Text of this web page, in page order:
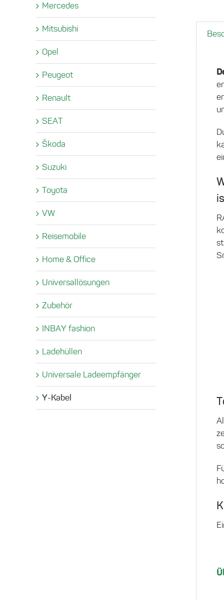
Mercedes
Mitsubishi
Opel
Peugeot
Renault
SEAT
Škoda
Suzuki
Toyota
VW
Reisemobile
Home & Office
Universallösungen
Zubehör
INBAY fashion
Ladehüllen
Universale Ladeempfänger
Y-Kabel